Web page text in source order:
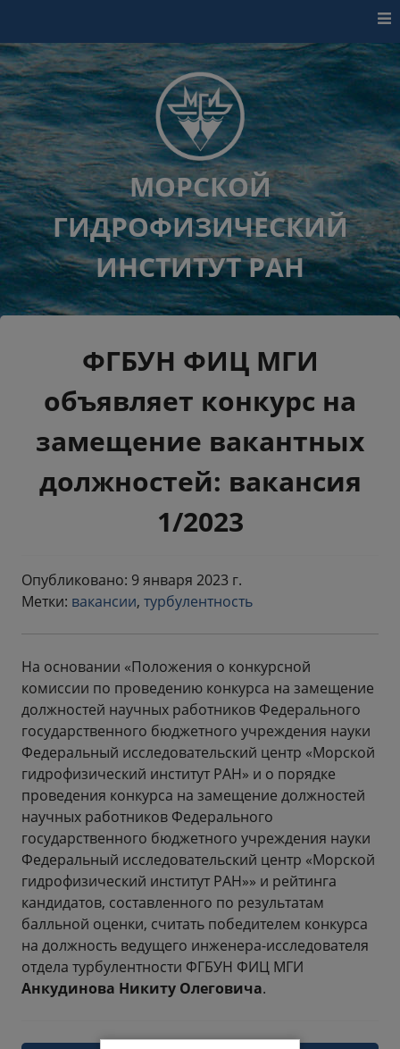
МОРСКОЙ
ГИДРОФИЗИЧЕСКИЙ
ИНСТИТУТ РАН
ФГБУН ФИЦ МГИ
объявляет конкурс на
замещение вакантных
должностей: вакансия
1/2023
Опубликовано: 9 января 2023 г.
Метки: вакансии, турбулентность
На основании «Положения о конкурсной
комиссии по проведению конкурса на замещение
должностей научных работников Федерального
государственного бюджетного учреждения науки
Федеральный исследовательский центр «Морской
гидрофизический институт РАН» и о порядке
проведения конкурса на замещение должностей
научных работников Федерального
государственного бюджетного учреждения науки
Федеральный исследовательский центр «Морской
гидрофизический институт РАН»» и рейтинга
кандидатов, составленного по результатам
балльной оценки, считать победителем конкурса
на должность ведущего инженера-исследователя
отдела турбулентности ФГБУН ФИЦ МГИ
Анкудинова Никиту Олеговича.